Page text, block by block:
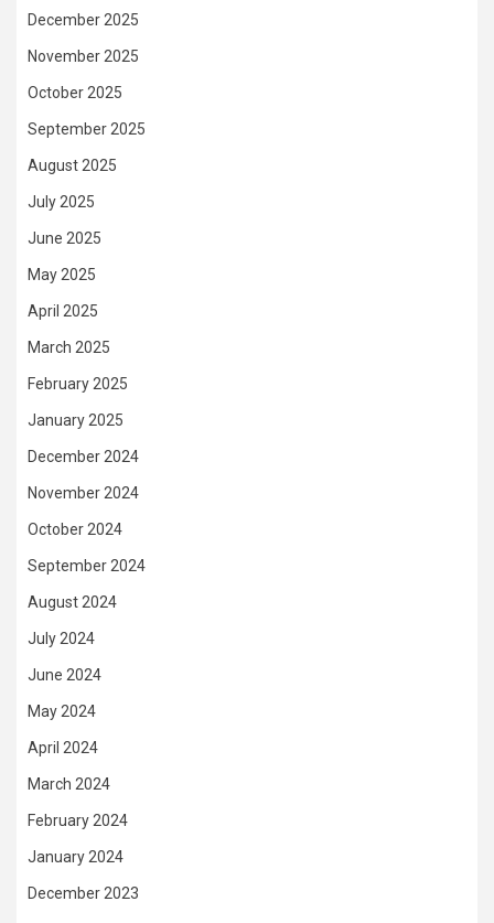
December 2025
November 2025
October 2025
September 2025
August 2025
July 2025
June 2025
May 2025
April 2025
March 2025
February 2025
January 2025
December 2024
November 2024
October 2024
September 2024
August 2024
July 2024
June 2024
May 2024
April 2024
March 2024
February 2024
January 2024
December 2023